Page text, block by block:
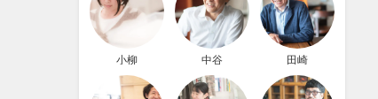
小柳 中谷 田崎